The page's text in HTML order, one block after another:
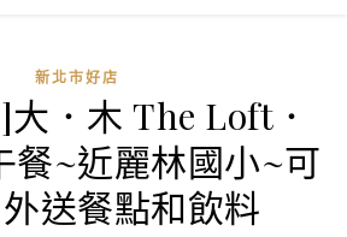
新北市好店
．木 The Loft．
餐~近麗林國小~可
送餐點和飲料